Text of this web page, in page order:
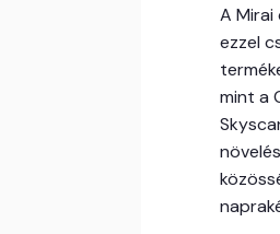
A
ezzel
mint a